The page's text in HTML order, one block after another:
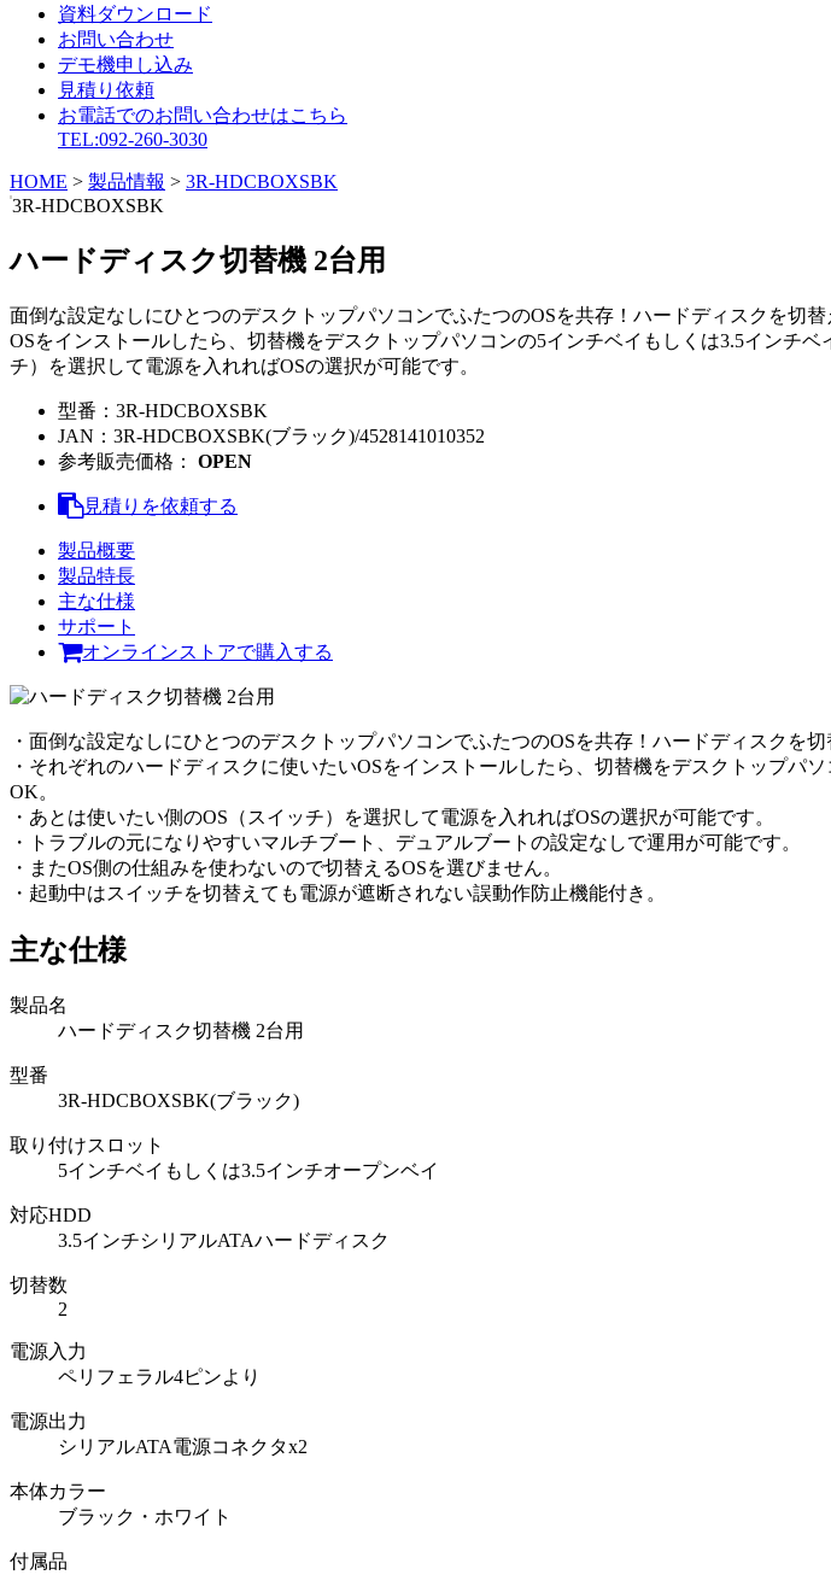
資料ダウンロード
お問い合わせ
デモ機申し込み
見積り依頼
お電話でのお問い合わせはこちら
TEL:092-260-3030
HOME > 製品情報 > 3R-HDCBOXSBK
3R-HDCBOXSBK
ハードディスク切替機 2台用
面倒な設定なしにひとつのデスクトップパソコンでふたつのOSを共存！ハードディスクを切
OSをインストールしたら、切替機をデスクトップパソコンの5インチベイもしくは3.5インチ
チ）を選択して電源を入れればOSの選択が可能です。
型番： 3R-HDCBOXSBK
JAN： 3R-HDCBOXSBK(ブラック)/4528141010352
参考販売価格：
OPEN
見積りを依頼する
製品概要
製品特長
主な仕様
サポート
オンラインストアで購入する
・面倒な設定なしにひとつのデスクトップパソコンでふたつのOSを共存！ハードディスクを
・それぞれのハードディスクに使いたいOSをインストールしたら、切替機をデスクトップ
OK。
・あとは使いたい側のOS（スイッチ）を選択して電源を入れればOSの選択が可能です。
・トラブルの元になりやすいマルチブート、デュアルブートの設定なしで運用が可能です。
・またOS側の仕組みを使わないので切替えるOSを選びません。
・起動中はスイッチを切替えても電源が遮断されない誤動作防止機能付き。
主な仕様
製品名
ハードディスク切替機 2台用
型番
3R-HDCBOXSBK(ブラック)
取り付けスロット
5インチベイもしくは3.5インチオープンベイ
対応HDD
3.5インチシリアルATAハードディスク
切替数
2
電源入力
ペリフェラル4ピンより
電源出力
シリアルATA電源コネクタx2
本体カラー
ブラック・ホワイト
付属品